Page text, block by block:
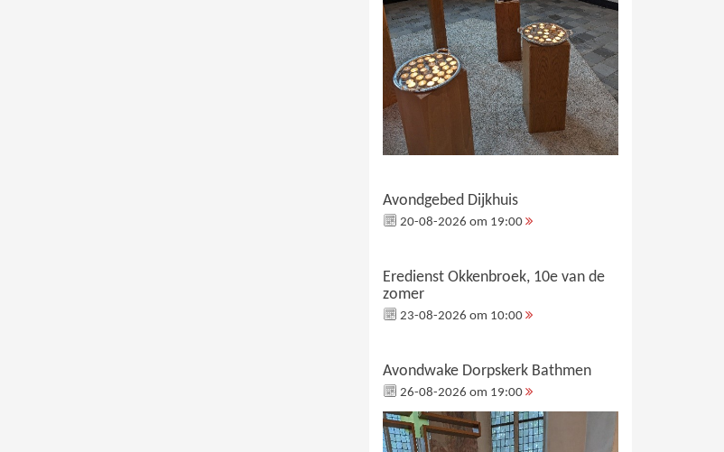
Avondgebed Dijkhuis
20-08-2026 om 19:00
Eredienst Okkenbroek, 10e van de
zomer
23-08-2026 om 10:00
Avondwake Dorpskerk Bathmen
26-08-2026 om 19:00